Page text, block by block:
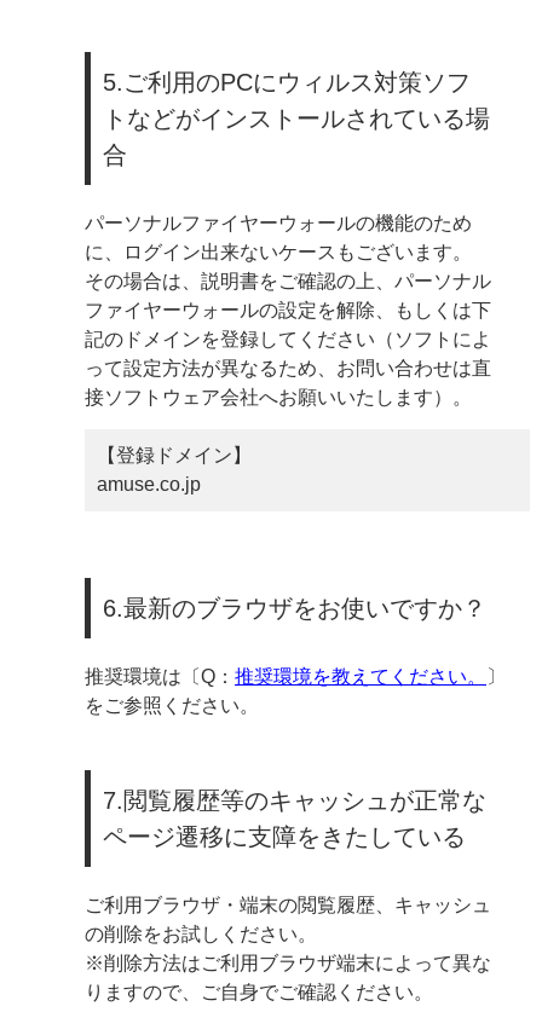
5.ご利用のPCにウィルス対策ソフ
トなどがインストールされている場
合
パーソナルファイヤーウォールの機能のため
に、ログイン出来ないケースもございます。
その場合は、説明書をご確認の上、パーソナル
ファイヤーウォールの設定を解除、もしくは下
記のドメインを登録してください（ソフトによ
って設定方法が異なるため、お問い合わせは直
接ソフトウェア会社へお願いいたします）。
【登録ドメイン】
amuse.co.jp
6.最新のブラウザをお使いですか？
推奨環境は〔Q： 推奨環境を教えてください。
〕
をご参照ください。
7.閲覧履歴等のキャッシュが正常な
ページ遷移に支障をきたしている
ご利用ブラウザ・端末の閲覧履歴、キャッシュ
の削除をお試しください。
※削除方法はご利用ブラウザ端末によって異な
りますので、ご自身でご確認ください。